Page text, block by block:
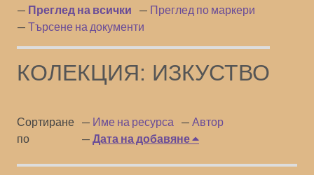
Преглед на всички
Преглед по маркери
Търсене на документи
КОЛЕКЦИЯ: ИЗКУСТВО
Сортиране
по
Име на ресурса
Автор
Дата на добавяне